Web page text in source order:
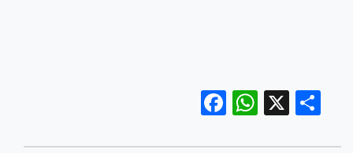
Facebook
X